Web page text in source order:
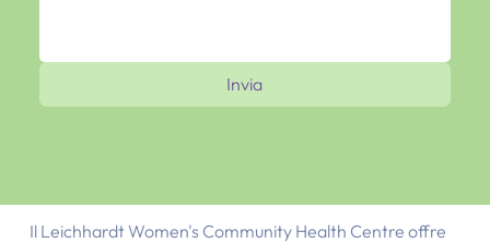
Il Leichhardt Women's Community Health Centre offre
Invia